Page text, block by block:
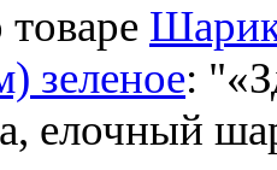
товаре
зеленое:
елочный